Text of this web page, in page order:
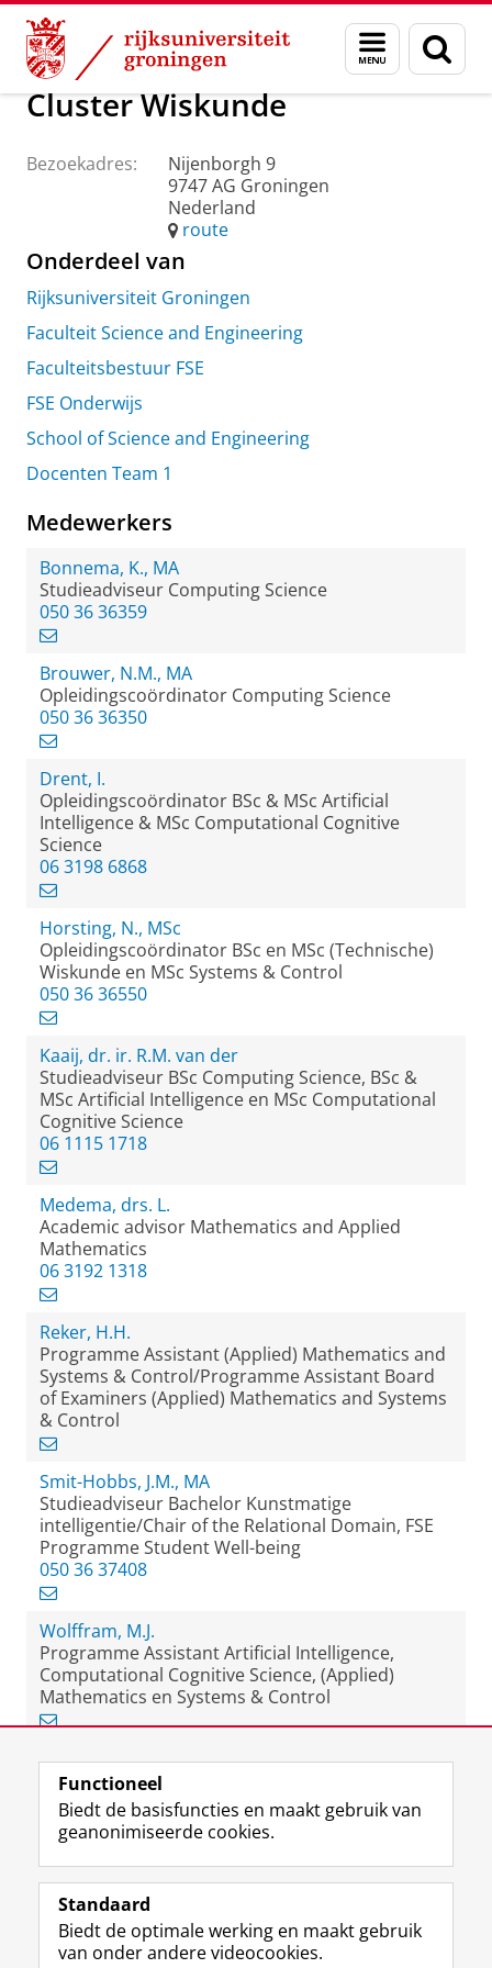
Skip
Content
Skip
Navigation
Menu
en
zoeken
Over ons Praktische zaken Waar vindt u ons
Cluster Wiskunde
Bezoekadres:
Nijenborgh 9
9747 AG Groningen
Nederland
route
Onderdeel van
Rijksuniversiteit Groningen
Faculteit Science and Engineering
Faculteitsbestuur FSE
FSE Onderwijs
School of Science and Engineering
Docenten Team 1
Medewerkers
Bonnema, K., MA
Studieadviseur Computing Science
050 36 36359
Brouwer, N.M., MA
Opleidingscoördinator Computing Science
050 36 36350
Drent, I.
Opleidingscoördinator BSc & MSc Artificial
Intelligence & MSc Computational Cognitive
Science
06 3198 6868
Horsting, N., MSc
Opleidingscoördinator BSc en MSc (Technische)
Wiskunde en MSc Systems & Control
050 36 36550
Kaaij, dr. ir. R.M. van der
Studieadviseur BSc Computing Science, BSc &
MSc Artificial Intelligence en MSc Computational
Cognitive Science
06 1115 1718
Medema, drs. L.
Academic advisor Mathematics and Applied
Mathematics
06 3192 1318
Reker, H.H.
Programme Assistant (Applied) Mathematics and
Systems & Control/Programme Assistant Board
of Examiners (Applied) Mathematics and Systems
& Control
Smit-Hobbs, J.M., MA
Studieadviseur Bachelor Kunstmatige
intelligentie/Chair of the Relational Domain, FSE
Programme Student Well-being
050 36 37408
Wolffram, M.J.
Programme Assistant Artificial Intelligence,
Computational Cognitive Science, (Applied)
Mathematics en Systems & Control
View this page in:English
Volg de RUG
F
a
e
b
L
i
k
e
R
S
-
f
I
n
t
Y
o
T
Studiekiezers
Functioneel
Biedt de basisfuncties en maakt gebruik van
geanonimiseerde cookies.
Standaard
Biedt de optimale werking en maakt gebruik
van onder andere videocookies.